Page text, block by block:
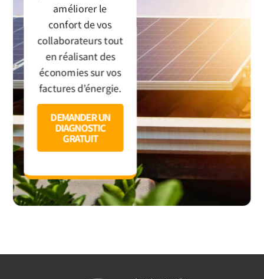
améliorer le
confort de vos
collaborateurs tout
en réalisant des
économies sur vos
factures d’énergie.
DEMANDER UN
DIAGNOSTIC
GRATUIT